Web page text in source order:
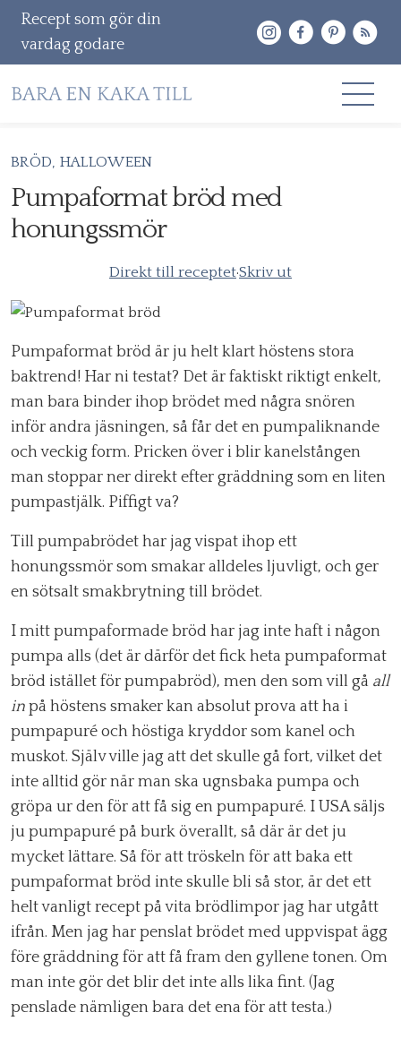
Recept som gör din
vardag godare
Gå
till
innehåll
OM MIG
KONTAKT & PR
efter:
BRÖD HALLOWEEN
Pumpaformat bröd med
honungssmör
Direkt till receptet·Skriv ut
Pumpaformat bröd är ju helt klart höstens stora
baktrend! Har ni testat? Det är faktiskt riktigt enkelt,
man bara binder ihop brödet med några snören
inför andra jäsningen, så får det en pumpaliknande
och veckig form. Pricken över i blir kanelstången
man stoppar ner direkt efter gräddning som en liten
pumpastjälk. Piffigt va?
Till pumpabrödet har jag vispat ihop ett
honungssmör som smakar alldeles ljuvligt, och ger
en sötsalt smakbrytning till brödet.
I mitt pumpaformade bröd har jag inte haft i någon
pumpa alls (det är därför det fick heta pumpaformat
bröd istället för pumpabröd), men den som vill gå all
in på höstens smaker kan absolut prova att ha i
pumpapuré och höstiga kryddor som kanel och
muskot. Själv ville jag att det skulle gå fort, vilket det
inte alltid gör när man ska ugnsbaka pumpa och
gröpa ur den för att få sig en pumpapuré. I USA säljs
ju pumpapuré på burk överallt, så där är det ju
mycket lättare. Så för att tröskeln för att baka ett
pumpaformat bröd inte skulle bli så stor, är det ett
helt vanligt recept på vita brödlimpor jag har utgått
ifrån. Men jag har penslat brödet med uppvispat ägg
före gräddning för att få fram den gyllene tonen. Om
man inte gör det blir det inte alls lika fint. (Jag
penslade nämligen bara det ena för att testa.)